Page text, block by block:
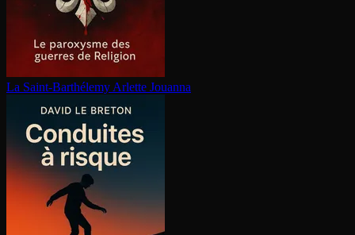
La Saint-Barthélemy Arlette Jouanna